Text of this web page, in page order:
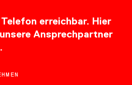
erreichbar. Hier
Ansprechpartner